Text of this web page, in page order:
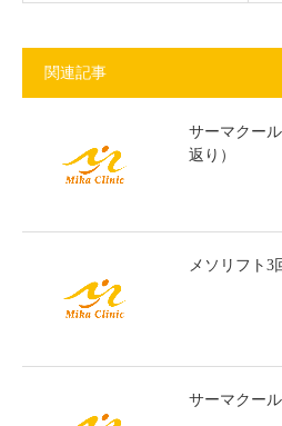
関連記事
サーマクー
返り）
メソリフト
サーマクー